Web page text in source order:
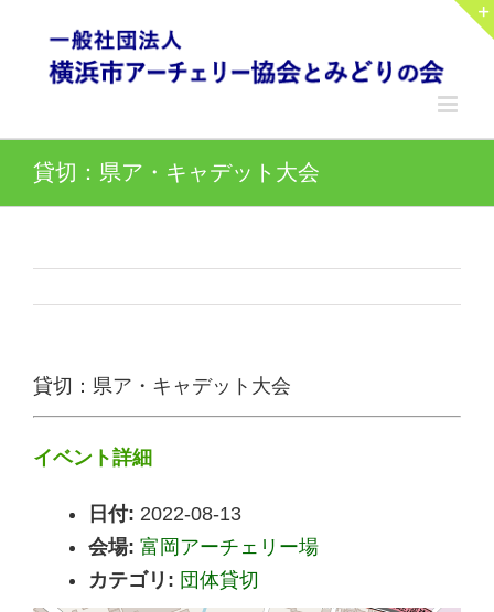
content
貸切：県ア・キャデット大会
貸切：県ア・キャデット大会
イベント詳細
日付: 2022-08-13
会場: 富岡アーチェリー場
カテゴリ: 団体貸切